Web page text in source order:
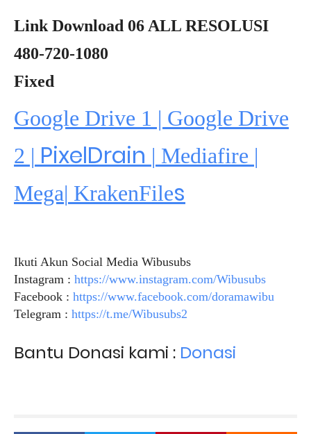
Link Download 06 ALL RESOLUSI
480-720-1080
Fixed
Google Drive 1 | Google Drive
2 | PixelDrain | Mediafire |
Mega| KrakenFiles
Ikuti Akun Social Media Wibusubs
Instagram : https://www.instagram.com/Wibusubs
Facebook : https://www.facebook.com/doramawibu
Telegram : https://t.me/Wibusubs2
Bantu Donasi kami : Donasi